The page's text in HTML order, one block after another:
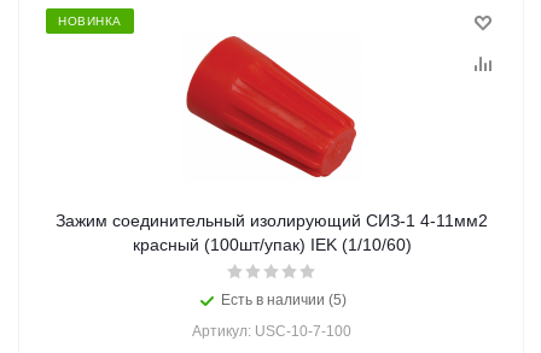
НОВИНКА
Зажим соединительный изолирующий СИЗ-1 4-11мм2
красный (100шт/упак) IEK (1/10/60)
Есть в наличии (5)
Артикул: USC-10-7-100